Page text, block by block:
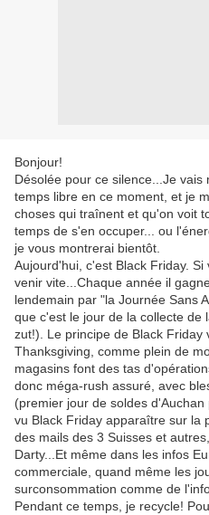
Bonjour!
Désolée pour ce silence...Je
temps libre en ce moment, et je
choses qui traînent et qu'on voit
temps de s'en occuper... ou
je vous montrerai bientôt.
Aujourd'hui, c'est Black Friday.
venir vite...Chaque année il
lendemain par "la Journée Sans
que c'est le jour de la collecte de
zut!). Le principe de Black Friday
Thanksgiving, comme plein de
magasins font des tas
donc méga-rush assuré, avec
(premier jour de soldes
vu Black Friday apparaître sur la
des mails des 3 Suisses et
Darty...Et même dans les infos
commerciale, quand même les
surconsommation comme de
Pendant ce temps, je recycle!